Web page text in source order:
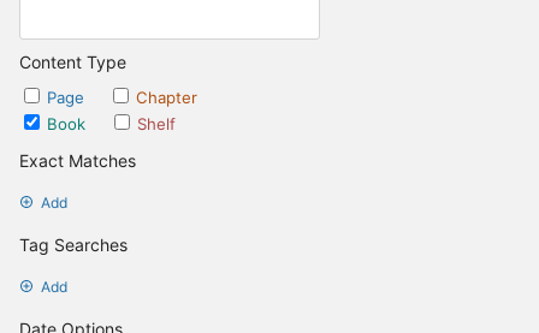
Content Type
Page
Chapter
Book
Shelf
Exact Matches
Add
Tag Searches
Add
Date Options